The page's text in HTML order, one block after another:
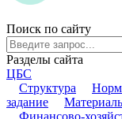
Поиск по сайту
Разделы сайта
ЦБС
Структура
задание